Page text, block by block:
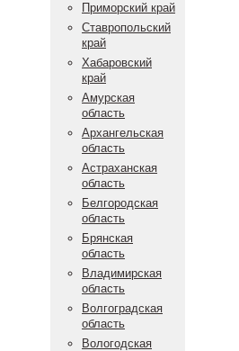
Приморский край
Ставропольский
край
Хабаровский
край
Амурская
область
Архангельская
область
Астраханская
область
Белгородская
область
Брянская
область
Владимирская
область
Волгоградская
область
Вологодская